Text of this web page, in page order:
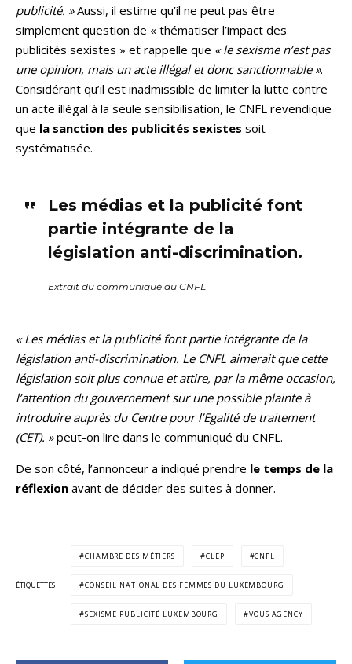
publicité. »Aussi, il estime qu’il ne peut pas être
simplement question de « thématiser l’impact des
publicités sexistes » et rappelle que « le sexisme n’est pas
une opinion, mais un acte illégal et donc sanctionnable ».
Considérant qu’il est inadmissible de limiter la lutte contre
un acte illégal à la seule sensibilisation, le CNFL revendique
que la sanction des publicités sexistes soit
systématisée.
Les médias et la publicité font
partie intégrante de la
législation anti-discrimination.
Extrait du communiqué du CNFL
« Les médias et la publicité font partie intégrante de la
législation anti-discrimination. Le CNFL aimerait que cette
législation soit plus connue et attire, par la même occasion,
l’attention du gouvernement sur une possible plainte à
introduire auprès du Centre pour l’Egalité de traitement
(CET). »peut-on lire dans le communiqué du CNFL.
De son côté, l’annonceur a indiqué prendre le temps de la
réflexion avant de décider des suites à donner.
ÉTIQUETTES
CHAMBRE DES MÉTIERS CLEP CNFL
CONSEIL NATIONAL DES FEMMES DU LUXEMBOURG
SEXISME PUBLICITÉ LUXEMBOURG VOUS AGENCY